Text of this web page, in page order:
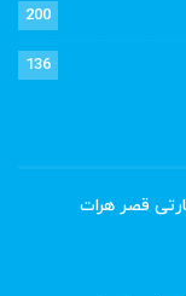
200
136
قصر هرات